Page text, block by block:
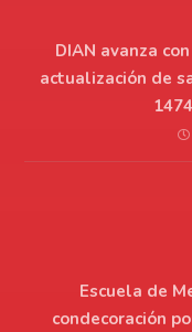
DIAN avanza
actualización de
Escuela de
condecoración